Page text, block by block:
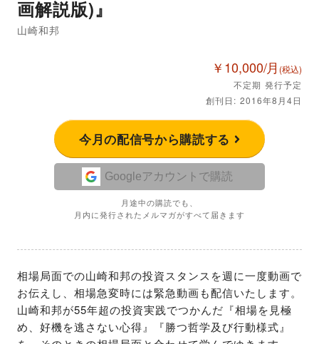
画解説版)』
山崎和邦
￥10,000/月 (税込)
不定期 発行予定
創刊日: 2016年8月4日
今月の配信号から購読する
Googleアカウントで購読
月途中の購読でも、
月内に発行されたメルマガがすべて届きます
相場局面での山崎和邦の投資スタンスを週に一度動画で
お伝えし、相場急変時には緊急動画も配信いたします。
山崎和邦が55年超の投資実践でつかんだ『相場を見極
め、好機を逃さない心得』『勝つ哲学及び行動様式』